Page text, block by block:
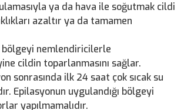
ya da hava ile soğutmak cildi
azaltır ya da tamamen
nemlendiricilerle
cildin toparlanmasını sağlar.
sonrasında ilk 24 saat çok sıcak su
Epilasyonun uygulandığı bölgeyi
yapılmamalıdır.